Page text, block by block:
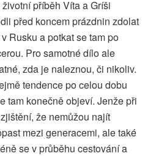
příběh Víta a Gríši
před koncem prázdnin zdolat
Rusku a potkat se tam po
Pro samotné dílo ale
zda je naleznou, či nikoliv.
tendence po celou dobu
tam konečně objeví. Jenže při
že nemůžou najít
mezi generacemi, ale také
se v průběhu cestování a